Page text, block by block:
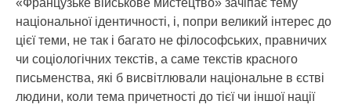
«Французьке військове мистецтво» зачіпає тему
національної ідентичності, і, попри великий інтерес до
цієї теми, не так і багато не філософських, правничих
чи соціологічних текстів, а саме текстів красного
письменства, які б висвітлювали національне в єстві
людини, коли тема причетності до тієї чи іншої нації